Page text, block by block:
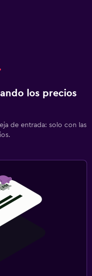
los precios
de entrada: solo con las